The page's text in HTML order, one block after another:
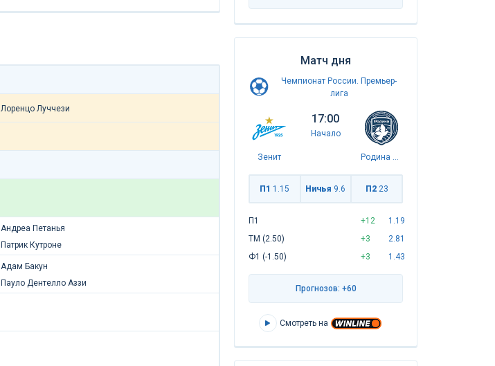
Лоренцо Луччези
Андреа Петанья
Патрик Кутроне
Адам Бакун
Пауло Дентелло Аззи
Матч дня
Чемпионат России. Премьер-
лига
Зенит
17:00
Начало
Родина Москва
П1 1.15 Ничья 9.6 П2 23
П1 +12
1.19
ТМ (2.50)
+3
2.81
Ф1 (-1.50)
+3 1.43
Прогнозов: +60
Смотреть на